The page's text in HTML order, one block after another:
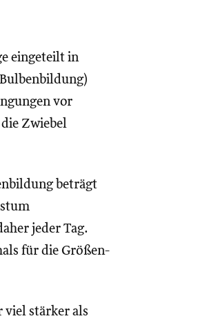
eingeteilt in
vor
Zwiebel
beträgt
jeder Tag.
für die Größen-
viel stärker als